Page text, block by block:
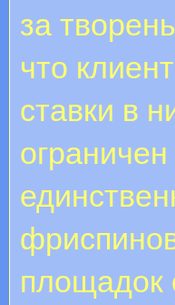
за
что
ставки в
площадок